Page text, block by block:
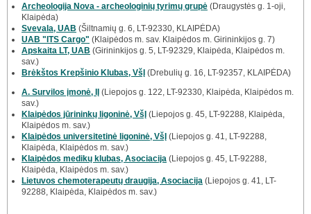
Archeologija Nova - archeologinių tyrimų grupė (Draugystės g. 1-oji,
Klaipėda)
Svevala, UAB (Šiltnamių g. 6, LT-92330, KLAIPĖDA)
UAB "ITS Cargo" (Klaipėdos m. sav. Klaipėdos m. Girininkijos g. 7)
Apskaita LT, UAB (Girininkijos g. 5, LT-92329, Klaipėda, Klaipėdos m.
sav.)
Brėkštos Krepšinio Klubas, VšĮ (Drebulių g. 16, LT-92357, KLAIPĖDA)
A. Survilos įmonė, IĮ
(Liepojos g. 122, LT-92330, Klaipėda, Klaipėdos m.
sav.)
Klaipėdos jūrininkų ligoninė, VšĮ (Liepojos g. 45, LT-92288, Klaipėda,
Klaipėdos m. sav.)
Klaipėdos universitetinė ligoninė, VšĮ (Liepojos g. 41, LT-92288,
Klaipėda, Klaipėdos m. sav.)
Klaipėdos medikų klubas, Asociacija (Liepojos g. 45, LT-92288,
Klaipėda, Klaipėdos m. sav.)
Lietuvos chemoterapeutų draugija, Asociacija (Liepojos g. 41, LT-
92288, Klaipėda, Klaipėdos m. sav.)